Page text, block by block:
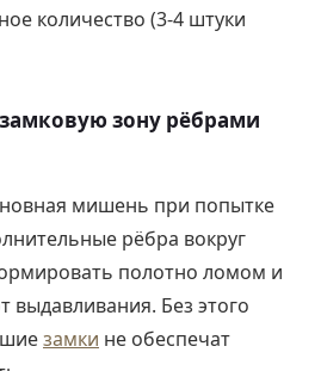
количество (3-4 штуки
зону рёбрами
мишень при попытке
рёбра вокруг
полотно ломом и
Без этого
замки не обеспечат